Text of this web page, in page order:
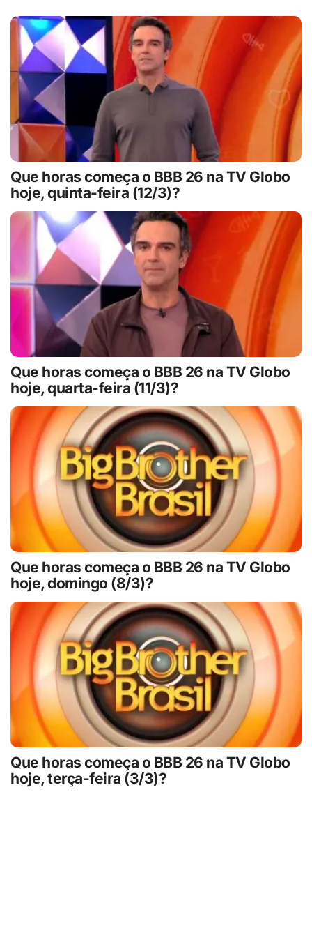
Que horas começa o BBB 26 na TV Globo
hoje, quinta-feira (12/3)?
Que horas começa o BBB 26 na TV Globo
hoje, quarta-feira (11/3)?
Que horas começa o BBB 26 na TV Globo
hoje, domingo (8/3)?
Que horas começa o BBB 26 na TV Globo
hoje, terça-feira (3/3)?